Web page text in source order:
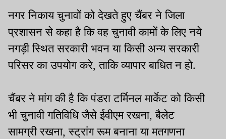
नगर निकाय चुनावों को देखते हुए चैंबर ने जिला
प्रशासन से कहा है कि वह चुनावी कामों के लिए नये
नगड़ी स्थित सरकारी भवन या किसी अन्य सरकारी
परिसर का उपयोग करे, ताकि व्यापार बाधित न हो.
चैंबर ने मांग की है कि पंडरा टर्मिनल मार्केट को किसी
भी चुनावी गतिविधि जैसे ईवीएम रखना, बैलेट
सामग्री रखना, स्ट्रांग रूम बनाना या मतगणना